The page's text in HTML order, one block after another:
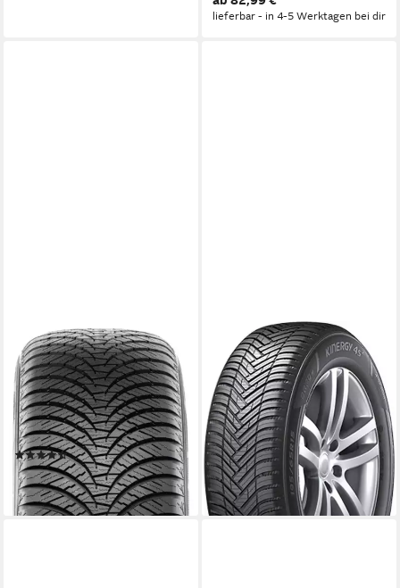
lieferbar - in 4-5 Werktagen bei dir
FALKEN REIFEN
Ganzjahresreifen AS-210,
175/65 R14 82T
Kraftstoffeffizienz
Produktdatenblatt
Nasshaftung
Produktdatenblatt
(6)
86,99 €
lieferbar - in 4-5 Werktagen bei dir
HANKOOK
Hankook Ganzjahresreifen
HANKOOK, KINERGY-4S2
(H750)
Kraftstoffeffizienz
Produktdatenblatt
Nasshaftung
Produktdatenblatt
ab 84,99 €
lieferbar - in 4-5 Werktagen bei dir